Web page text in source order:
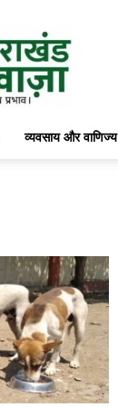
व्यवसाय और वाणिज्य